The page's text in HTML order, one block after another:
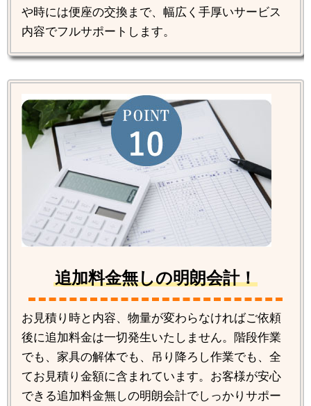
や時には便座の交換まで、幅広く手厚いサービス
内容でフルサポートします。
追加料金無しの明朗会計！
お見積り時と内容、物量が変わらなければご依頼
後に追加料金は一切発生いたしません。階段作業
でも、家具の解体でも、吊り降ろし作業でも、全
てお見積り金額に含まれています。お客様が安心
できる追加料金無しの明朗会計でしっかりサポー